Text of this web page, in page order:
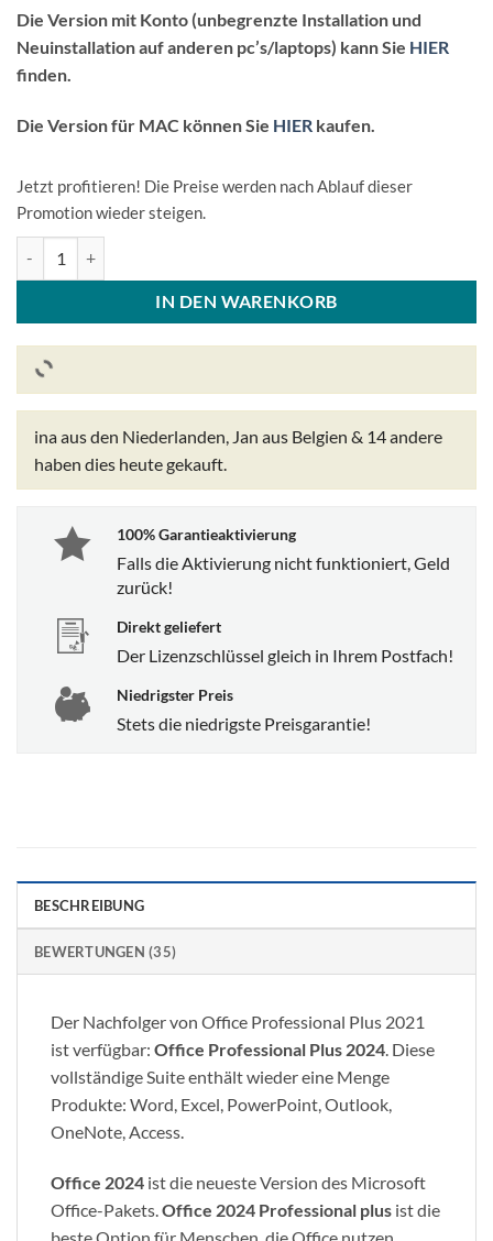
Die Version mit Konto (unbegrenzte Installation und
Neuinstallation auf anderen pc’s/laptops) kann Sie HIER
finden.
Die Version für MAC können Sie HIER kaufen.
Jetzt profitieren! Die Preise werden nach Ablauf dieser
Promotion wieder steigen.
IN DEN WARENKORB
ina aus den Niederlanden, Jan aus Belgien & 14 andere
haben dies heute gekauft.
100% Garantieaktivierung
Falls die Aktivierung nicht funktioniert, Geld
zurück!
Direkt geliefert
Der Lizenzschlüssel gleich in Ihrem Postfach!
Niedrigster Preis
Stets die niedrigste Preisgarantie!
BESCHREIBUNG
BEWERTUNGEN (35)
Der Nachfolger von Office Professional Plus 2021
ist verfügbar: Office Professional Plus 2024. Diese
vollständige Suite enthält wieder eine Menge
Produkte: Word, Excel, PowerPoint, Outlook,
OneNote, Access.
Office 2024 ist die neueste Version des Microsoft
Office-Pakets.Office 2024 Professional plus ist die